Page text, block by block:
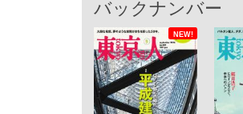
バックナンバー
NEW!